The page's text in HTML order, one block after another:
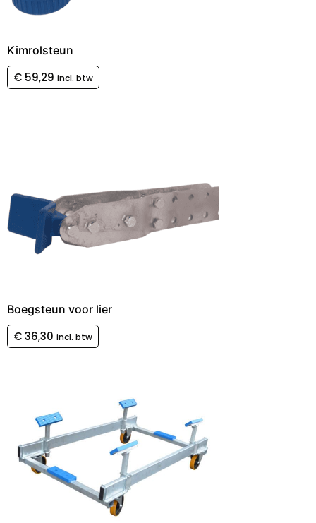
Kimrolsteun
€ 59,29 incl. btw
Boegsteun voor lier
€36,30 incl. btw